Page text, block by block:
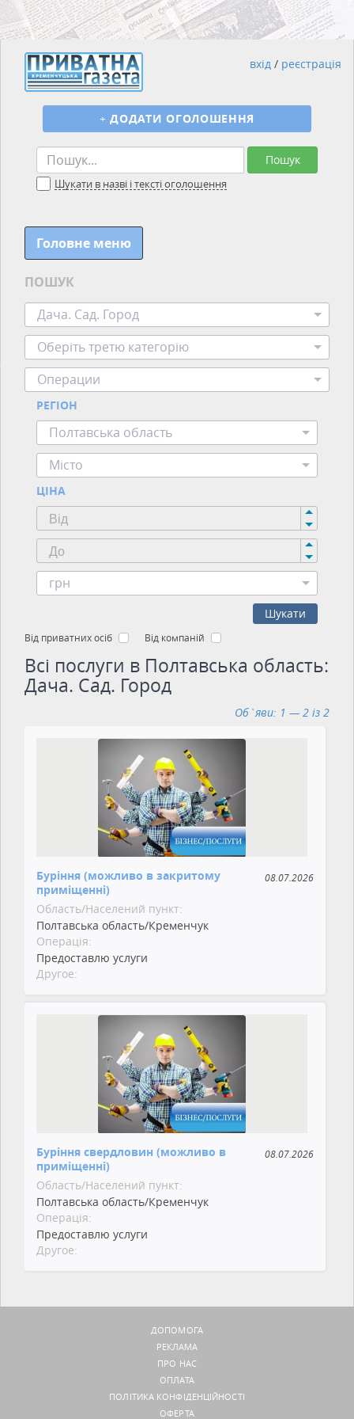
Пошук
Шукати в назві і тексті оголошення
+ ДОДАТИ ОГОЛОШЕННЯ
вхід / реєстрація
Головне меню
ПОШУК
Дача. Сад. Город
Оберіть третю категорію
Операции
РЕГІОН
Полтавська область
Місто
ЦІНА
грн
Шукати
Від приватних осіб Від компаній
Всі послуги в Полтавська область:
Дача. Сад. Город
Об`яви: 1 — 2 із 2
Буріння (можливо в закритому
приміщенні)
08.07.2026
Область/Населений пункт:
Полтавська область/Кременчук
Операція:
Предоставлю услуги
Другое:
Буріння свердловин (можливо в
приміщенні)
08.07.2026
Область/Населений пункт:
Полтавська область/Кременчук
Операція:
Предоставлю услуги
Другое:
ДОПОМОГА
РЕКЛАМА
ПРО НАС
ОПЛАТА
ПОЛІТИКА КОНФІДЕНЦІЙНОСТІ
ОФЕРТА